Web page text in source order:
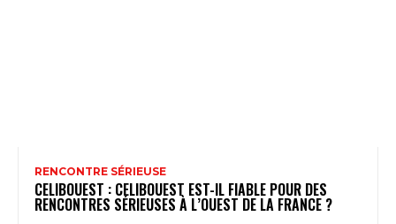
RENCONTRE SÉRIEUSE
CELIBOUEST : CELIBOUEST EST-IL FIABLE POUR DES
RENCONTRES SÉRIEUSES À L’OUEST DE LA FRANCE ?